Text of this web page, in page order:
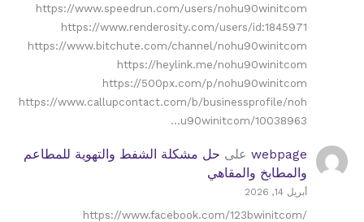
https://www.speedrun.com/users/nohu90winitcom
https://www.renderosity.com/users/id:1845971
https://www.bitchute.com/channel/nohu90winitcom
https://heylink.me/nohu90winitcom
https://500px.com/p/nohu90winitcom
https://www.callupcontact.com/b/businessprofile/noh
u90winitcom/10038963…
webpage على حل مشكلة الشفط والتهوية للمطاعم
والمطابخ والمقاهي
أبريل 14, 2026
https://www.facebook.com/123bwinitcom/